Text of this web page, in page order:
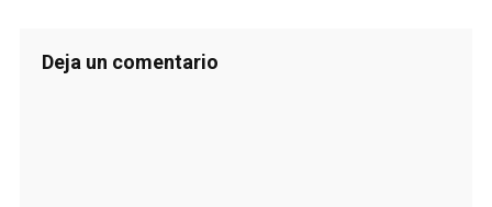
Deja un comentario